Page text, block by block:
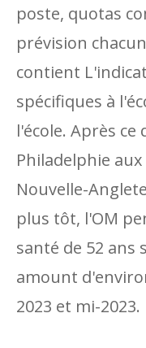
poste, quotas
prévision
contient
spécifiques à
l'école. Après ce
Philadelphie
Nouvelle-
plus tôt, l'OM
santé de 52
amount
2023 et mi-2023.